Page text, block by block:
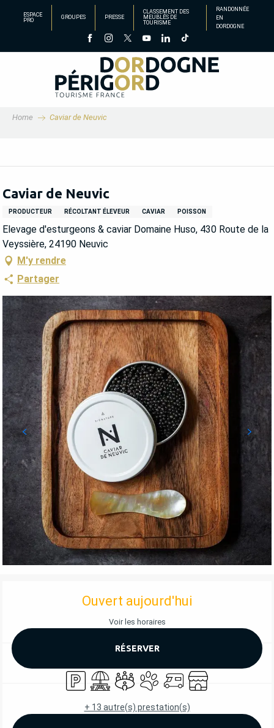
principal
ESPACE
PRO
GROUPES PRESSE
CLASSEMENT DES
MEUBLÉS DE
TOURISME
RANDONNÉE
EN
DORDOGNE
Home Caviar de Neuvic
Caviar de Neuvic
PRODUCTEUR RÉCOLTANT ÉLEVEUR CAVIAR POISSON
Elevage d'esturgeons & caviar Domaine Huso, 430 Route de la
Veyssière, 24190 Neuvic
M'y rendre
Partager
OUVERTURE ET COORDONNÉES
Ouvert aujourd'hui
Voir les horaires
RÉSERVER
ParkingAire de pique nique
Salle de réunion
Animaux acceptés
Accueil camping car
Boutique
+ 13 autre(s) prestation(s)